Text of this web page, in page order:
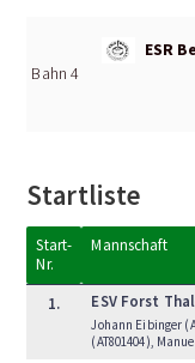
Bahn 4
ESR
Startliste
Start-
Nr.
Mannschaft
1. ESV Forst
Johann Eibinger
(AT801404),